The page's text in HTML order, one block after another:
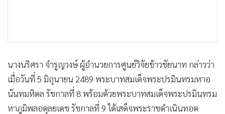
นางนริศรา จำรูญวงษ์ ผู้อำนวยการศูนย์วิจัยข้าวชัยนาท กล่าวว่า
เมื่อวันที่ 5 มิถุนายน 2489 พระบาทสมเด็จพระปรมินทรมหาอ
นันทมหิดล รัชกาลที่ 8 พร้อมด้วยพระบาทสมเด็จพระปรมินทรม
หาภูมิพลอดุลยเดช รัชกาลที่ 9 ได้เสด็จพระราชดำเนินทอด